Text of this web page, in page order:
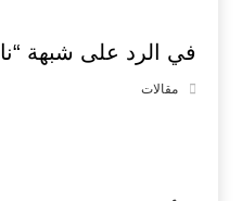
في الرد على شبهة
مقالات